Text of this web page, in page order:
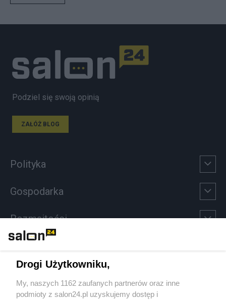
Podziel się swoją opinią
ZAŁÓŻ BLOG
Polityka
Gospodarka
Rozmaitości
Sport
Drogi Użytkowniku,
My, naszych 1162 zaufanych partnerów oraz inne
podmioty z salon24.pl uzyskujemy dostęp i